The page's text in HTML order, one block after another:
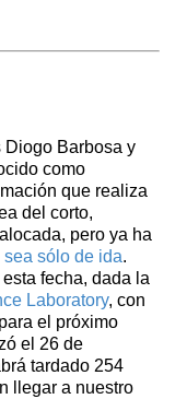
Diogo Barbosa y
como
que realiza
del corto,
pero ya ha
sólo de ida.
fecha, dada la
Laboratory, con
el próximo
el 26 de
tardado 254
llegar a nuestro